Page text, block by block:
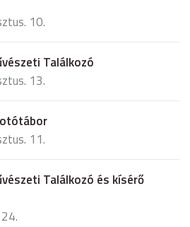
10.
Találkozó
13.
11.
Találkozó és kísérő